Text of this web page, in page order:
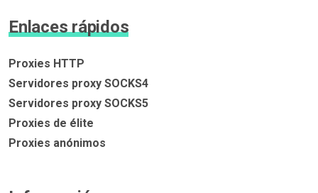
Enlaces rápidos
Proxies HTTP
Servidores proxy SOCKS4
Servidores proxy SOCKS5
Proxies de élite
Proxies anónimos